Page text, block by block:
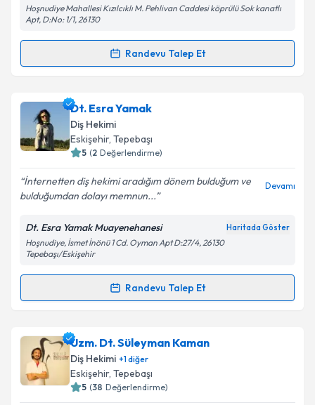
Kişisel verilerimin işlenmesine ilişkinAydınlatma
'ni okudum ve kişisel verilerimin belirtilen
kapsamda işlenmesini kabul ediyorum.
Takvim Talebini Gönder
Hoşnudiye Mahallesi Kızılcıklı M. Pehlivan Caddesi köprülü Sok kanatlı
Apt, D:No: 1/1, 26130
Randevu Talep Et
Randevu Takvimi Talebi
Dt. Serkan Coşkuniçin randevu takvimi talebi
oluşturun. Size bu uzmandan randevu almanız için bir
takvim hazırlandığında e-posta ile bilgilendireceğiz.
Kişisel verilerimin işlenmesine ilişkin
Aydınlatma
Metni'ni okudum ve kişisel verilerimin belirtilen
kapsamda işlenmesini kabul ediyorum.
Takvim Talebini Gönder
Dt. Esra Yamak
Diş Hekimi
Eskişehir, Tepebaşı
5 (2 Değerlendirme)
İnternetten diş hekimi aradığım dönem bulduğum ve
bulduğumdan dolayı memnun...
Devamı
Dt. Esra Yamak Muayenehanesi Haritada Göster
Hoşnudiye, İsmet İnönü 1 Cd. Oyman Apt D:27/4, 26130
Tepebaşı/Eskişehir
Randevu Talep Et
Randevu Takvimi Talebi
Dt. Esra Yamakiçin randevu takvimi talebi oluşturun.
Size bu uzmandan randevu almanız için bir takvim
hazırlandığında e-posta ile bilgilendireceğiz.
Uzm. Dt. Süleyman Kaman
Diş Hekimi +1diğer
Eskişehir, Tepebaşı
5 (38 Değerlendirme)